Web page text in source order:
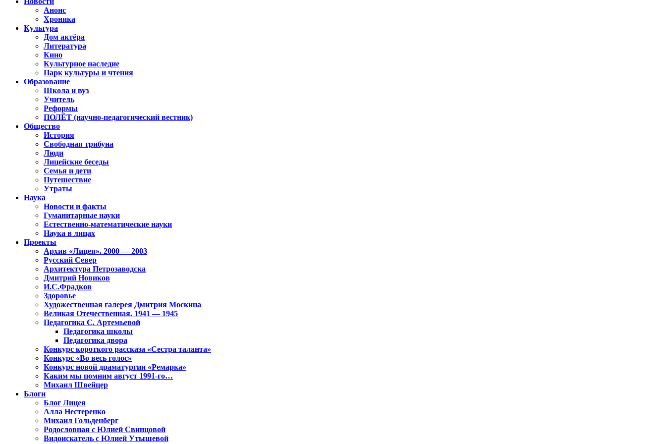
Анонс
Хроника
Культура
Дом актёра
Литература
Кино
Культурное наследие
Парк культуры и чтения
Образование
Школа и вуз
Учитель
Реформы
ПОЛЁТ (научно-педагогический вестник)
Общество
История
Свободная трибуна
Люди
Лицейские беседы
Семья и дети
Путешествие
Утраты
Наука
Новости и факты
Гуманитарные науки
Естественно-математические науки
Наука в лицах
Проекты
Архив «Лицея». 2000 — 2003
Русский Север
Архитектура Петрозаводска
Дмитрий Новиков
И.С.Фрадков
Здоровье
Художественная галерея Дмитрия Москина
Великая Отечественная. 1941 — 1945
Педагогика С. Артемьевой
Педагогика школы
Педагогика двора
Конкурс короткого рассказа «Сестра таланта»
Конкурс «Во весь голос»
Конкурс новой драматургии «Ремарка»
Каким мы помним август 1991-го…
Михаил Швейцер
Блоги
Блог Лицея
Алла Нестеренко
Михаил Гольденберг
Родословная с Юлией Свинцовой
Видоискатель с Юлией Утышевой